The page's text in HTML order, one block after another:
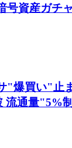
号資産ガチ
"爆買い"止
流通量"5%